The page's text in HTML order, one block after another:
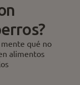
qué no
alimentos